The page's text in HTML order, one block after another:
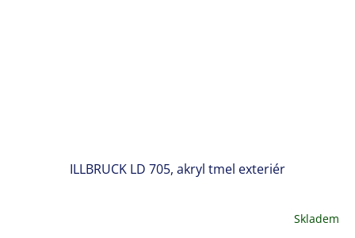
ILLBRUCK LD 705, akryl tmel exteriér
Skladem